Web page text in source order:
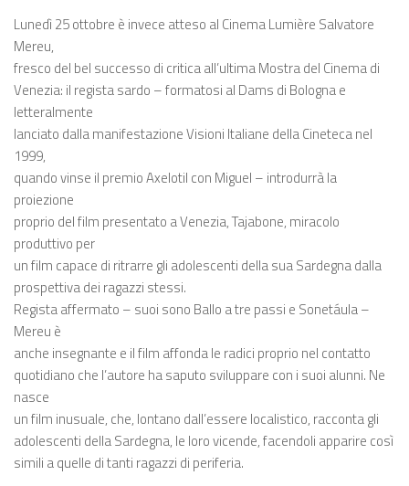
Lunedì 25 ottobre è invece atteso al Cinema Lumière Salvatore
Mereu,
fresco del bel successo di critica all’ultima Mostra del Cinema di
Venezia: il regista sardo – formatosi al Dams di Bologna e
letteralmente
lanciato dalla manifestazione Visioni Italiane della Cineteca nel
1999,
quando vinse il premio Axelotil con Miguel – introdurrà la
proiezione
proprio del film presentato a Venezia, Tajabone, miracolo
produttivo per
un film capace di ritrarre gli adolescenti della sua Sardegna dalla
prospettiva dei ragazzi stessi.
Regista affermato – suoi sono Ballo a tre passi e Sonetáula –
Mereu è
anche insegnante e il film affonda le radici proprio nel contatto
quotidiano che l’autore ha saputo sviluppare con i suoi alunni. Ne
nasce
un film inusuale, che, lontano dall’essere localistico, racconta gli
adolescenti della Sardegna, le loro vicende, facendoli apparire così
simili a quelle di tanti ragazzi di periferia.